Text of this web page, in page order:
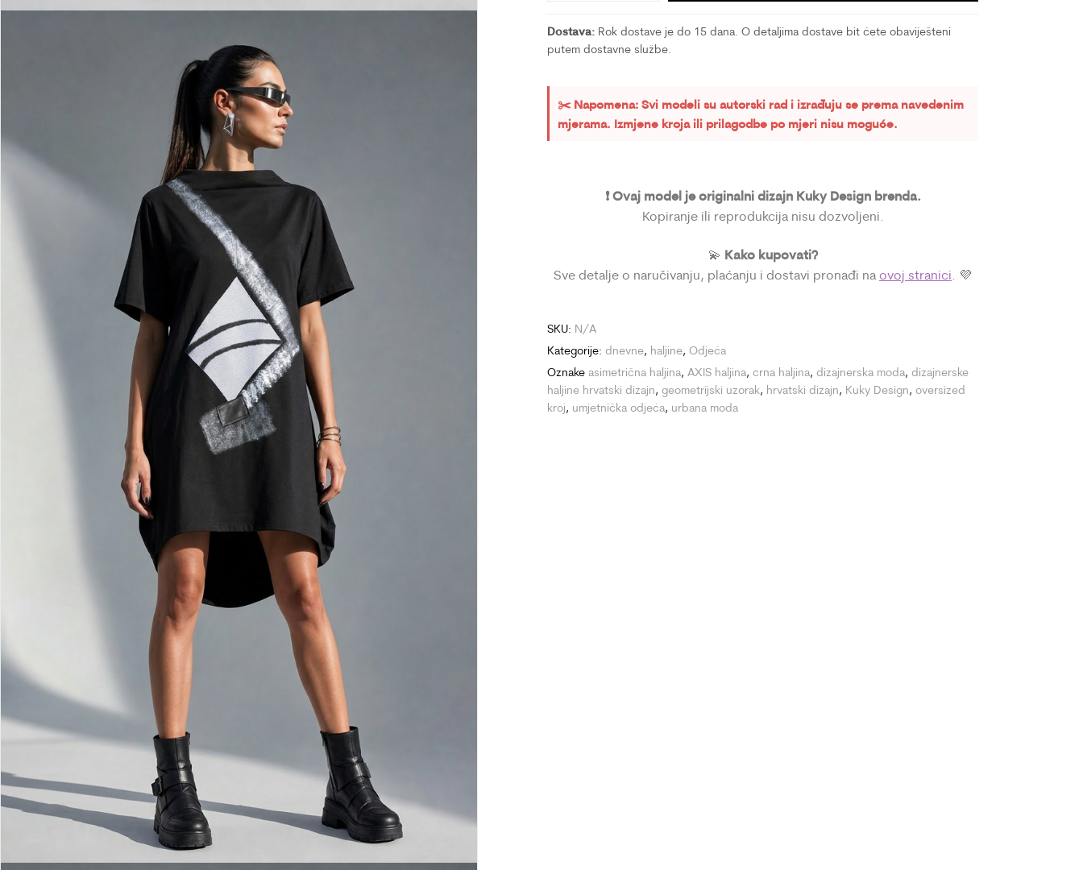
Dostava: Rok dostave je do 15 dana. O detaljima dostave bit ćete obaviješteni
putem dostavne službe.
✂️ Napomena: Svi modeli su autorski rad i izrađuju se prema navedenim
mjerama. Izmjene kroja ili prilagodbe po mjeri nisu moguće.
❗ Ovaj model je originalni dizajn Kuky Design brenda.
Kopiranje ili reprodukcija nisu dozvoljeni.
💫 Kako kupovati?
Sve detalje o naručivanju, plaćanju i dostavi pronađi naovoj stranici. 💜
SKU: N/A
Kategorije:dnevne, haljine,Odjeća
Oznake asimetrična haljina,AXIS haljina,crna haljina,dizajnerska moda,dizajnerske
haljine hrvatski dizajn,geometrijski uzorak, hrvatski dizajn, Kuky Design,oversized
kroj, umjetnička odjeća, urbana moda